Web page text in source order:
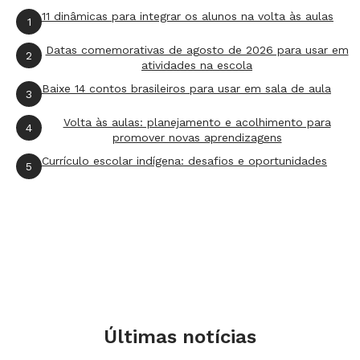
Levante os conhecimentos dos alunos a
respeito do que vem a ser um seminário,
fazendo as seguintes perguntas:
O que é um seminário?
Qual a finalidade dele?
Como se organiza?
posteriormente.
1 11 dinâmicas para integrar os alunos na volta às aulas
2
Datas comemorativas de agosto de 2026 para usar em
atividades na escola
3 Baixe 14 contos brasileiros para usar em sala de aula
4
Volta às aulas: planejamento e acolhimento para
promover novas aprendizagens
5 Currículo escolar indígena: desafios e oportunidades
Últimas notícias